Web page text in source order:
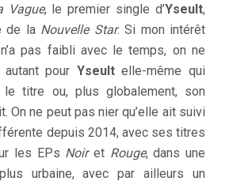
Vague, le premier single d’Yseult,
de la Nouvelle Star. Si mon intérêt
pas faibli avec le temps, on ne
pour Yseultelle-même qui
le titre ou, plus globalement, son
On ne peut pas nier qu’elle ait suivi
depuis 2014, avec ses titres
les EPs Noiret Rouge, dans une
urbaine, avec par ailleurs un